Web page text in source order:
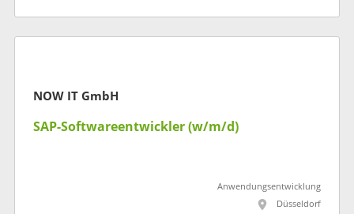
NOW IT GmbH
SAP-Softwareentwickler (w/m/d)
Anwendungsentwicklung
Düsseldorf